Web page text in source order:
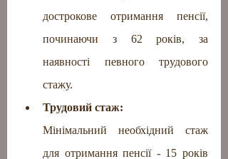
дострокове отримання пенсії,
починаючи з 62 років, за
наявності певного трудового
стажу.
Трудовий стаж:
Мінімальний необхідний стаж
для отримання пенсії - 15 років